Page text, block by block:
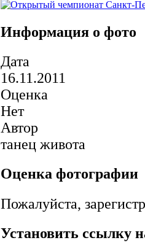
Информация о фото
Дата
16.11.2011
Оценка
Нет
Автор
танец живота
Оценка фотографии
Пожалуйста,
Установить ссылку